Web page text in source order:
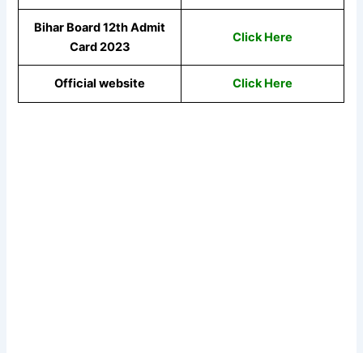
Bihar Board 12th Admit
Card 2023
Click Here
Official website Click Here